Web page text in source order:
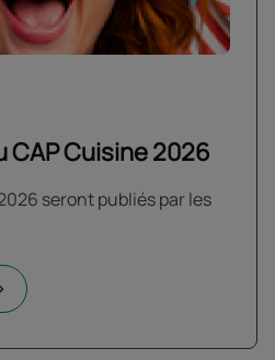
Cuisine 2026
seront publiés par les